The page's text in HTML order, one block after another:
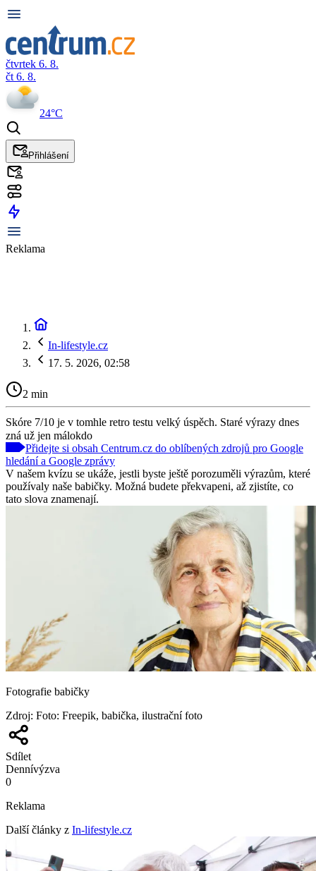
čtvrtek 6. 8.
čt 6. 8.
24°C
Přihlášení
Reklama
In-lifestyle.cz
17. 5. 2026, 02:58
2 min
Skóre 7/10 je v tomhle retro testu velký úspěch. Staré výrazy dnes
zná už jen málokdo
Přidejte si obsah Centrum.cz do oblíbených zdrojů pro Google
hledání a Google zprávy
V našem kvízu se ukáže, jestli byste ještě porozuměli výrazům, které
používaly naše babičky. Možná budete překvapeni, až zjistíte, co
tato slova znamenají.
Fotografie babičky
Zdroj: Foto: Freepik, babička, ilustrační foto
Sdílet
Dennívýzva
0
Reklama
Další články z In-lifestyle.cz